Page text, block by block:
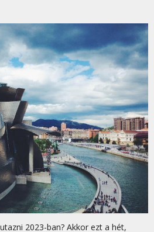
2023-ban? Akkor ezt a hét,